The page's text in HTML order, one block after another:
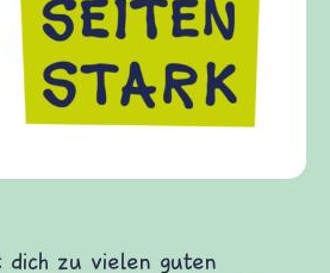
und Frieden, Streit und
einen Austausch zu
ermöglicht. frieden-
auf wichtige
und Gewalt.